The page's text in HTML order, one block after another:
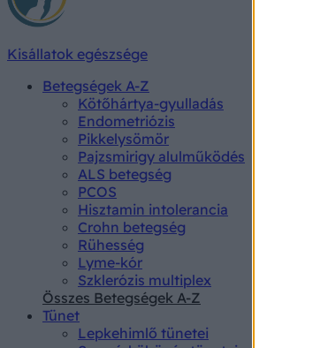
Kisállatok egészsége
Betegségek A-Z
Kötőhártya-gyulladás
Endometriózis
Pikkelysömör
Pajzsmirigy alulműködés
ALS betegség
PCOS
Hisztamin intolerancia
Crohn betegség
Rühesség
Lyme-kór
Szklerózis multiplex
Összes Betegségek A-Z
Tünet
Lepkehimlő tünetei